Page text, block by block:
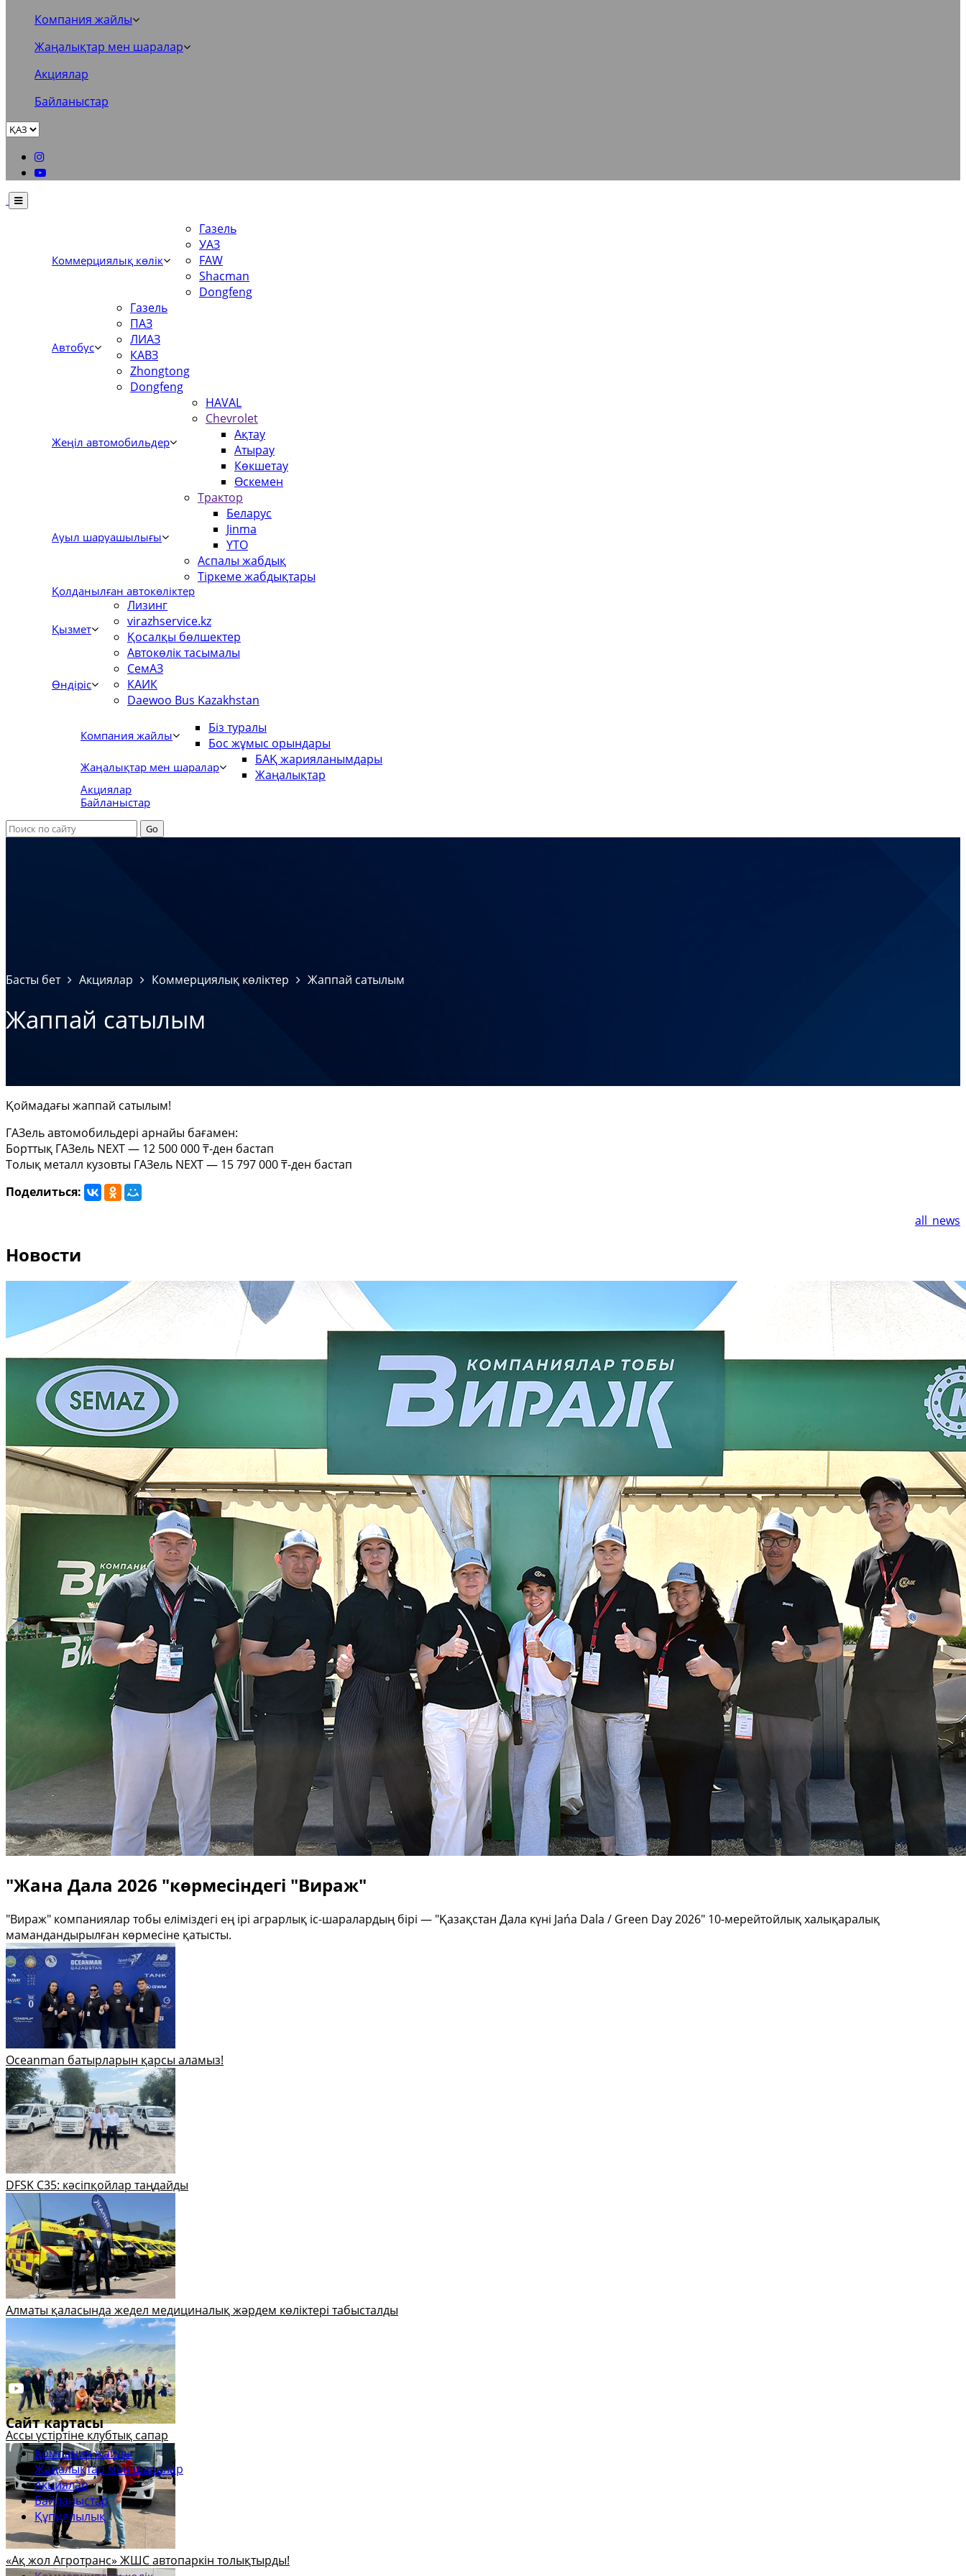
Компания жайлы
Жаңалықтар мен шаралар
Акциялар
Байланыстар
Коммерциялық көлік
Газель
УАЗ
FAW
Shacman
Dongfeng
Автобус
Газель
ПАЗ
ЛИАЗ
КАВЗ
Zhongtong
Dongfeng
Жеңіл автомобильдер
HAVAL
Chevrolet
Ақтау
Атырау
Көкшетау
Өскемен
Ауыл шаруашылығы
Трактор
Беларус
Jinma
YTO
Аспалы жабдық
Тіркеме жабдықтары
Қолданылған автокөліктер
Қызмет
Лизинг
virazhservice.kz
Қосалқы бөлшектер
Автокөлік тасымалы
Өндіріс
СемАЗ
КАИК
Daewoo Bus Kazakhstan
Компания жайлы
Біз туралы
Бос жұмыс орындары
Жаңалықтар мен шаралар
БАҚ жарияланымдары
Жаңалықтар
Акциялар
Байланыстар
Басты бет Акциялар Коммерциялық көліктер Жаппай сатылым
Жаппай сатылым
Қоймадағы жаппай сатылым!
ГАЗель автомобильдері арнайы бағамен:
Борттық ГАЗель NEXT — 12 500 000 ₸-ден бастап
Толық металл кузовты ГАЗель NEXT — 15 797 000 ₸-ден бастап
Поделиться:
all_news
Новости
"Жана Дала 2026 "көрмесіндегі "Вираж"
"Вираж" компаниялар тобы еліміздегі ең ірі аграрлық іс-шаралардың бірі — "Қазақстан Дала күні Jańa Dala / Green Day 2026" 10-мерейтойлық халықаралық
мамандандырылған көрмесіне қатысты.
Oceanman батырларын қарсы аламыз!
DFSK C35: кәсіпқойлар таңдайды
Алматы қаласында жедел медициналық жәрдем көліктері табысталды
Ассы үстіртіне клубтық сапар
«Ақ жол Агротранс» ЖШС автопаркін толықтырды!
Сайт картасы
Компания жайлы
Жаңалықтар мен шаралар
Акциялар
Байланыстар
Құпиялылық